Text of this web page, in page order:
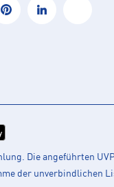
Die angeführten
der unverbindlichen